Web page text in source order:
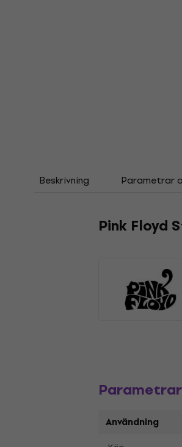
Beskrivning Parametrar
Pink Floyd
Användning